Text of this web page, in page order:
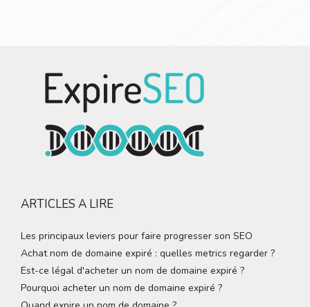
ARTICLES A LIRE
Les principaux leviers pour faire progresser son SEO
Achat nom de domaine expiré : quelles metrics regarder ?
Est-ce légal d'acheter un nom de domaine expiré ?
Pourquoi acheter un nom de domaine expiré ?